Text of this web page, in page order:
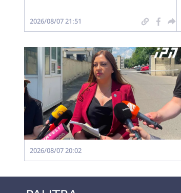
2026/08/07 21:51
2026/08/07 20:02